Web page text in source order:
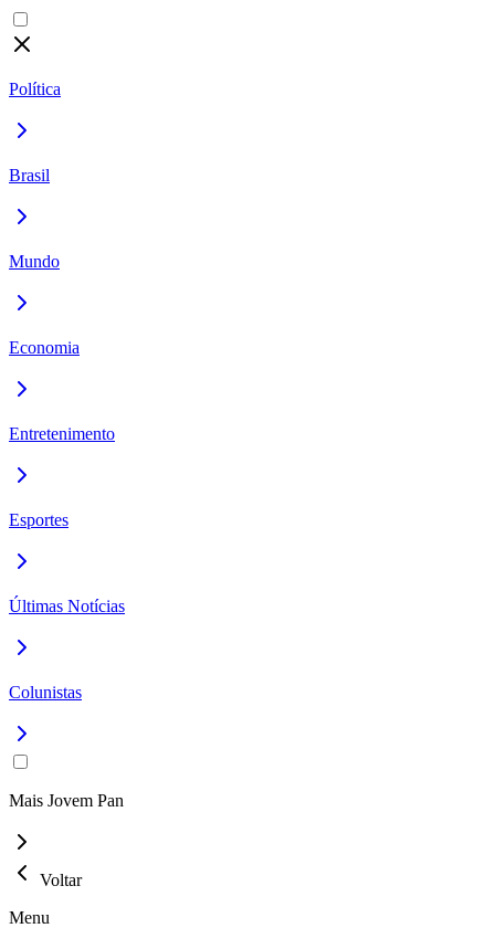
Política
Brasil
Mundo
Economia
Entretenimento
Esportes
Últimas Notícias
Colunistas
Mais Jovem Pan
Voltar
Menu